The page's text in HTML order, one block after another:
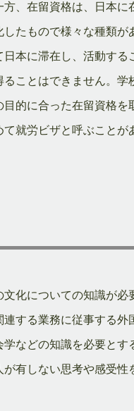
、在留資格は、日本
たもので様々な種類
本に滞在し、活動す
ことはできません。
的に合った在留資格
就労ビザと呼ぶことが
化についての知識が
する業務に従事する
などの知識を必要と
有しない思考や感受性